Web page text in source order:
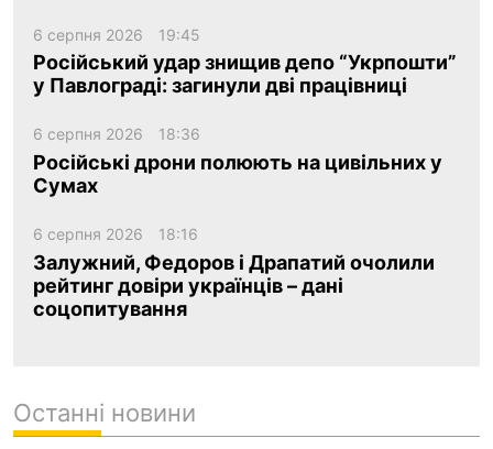
6 серпня 2026 19:45
Російський удар знищив депо “Укрпошти”
у Павлограді: загинули дві працівниці
6 серпня 2026 18:36
Російські дрони полюють на цивільних у
Сумах
6 серпня 2026 18:16
Залужний, Федоров і Драпатий очолили
рейтинг довіри українців – дані
соцопитування
Останні новини